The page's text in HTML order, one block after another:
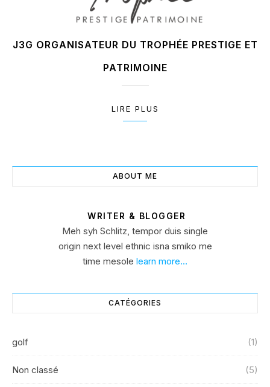
J3G ORGANISATEUR DU TROPHÉE PRESTIGE ET
PATRIMOINE
LIRE PLUS
ABOUT ME
WRITER & BLOGGER
Meh syh Schlitz, tempor duis single
origin next level ethnic isna smiko me
time mesole learn more…
CATÉGORIES
golf (1)
Non classé (5)